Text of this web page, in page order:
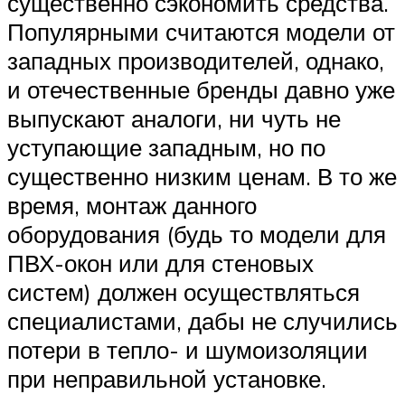
Популярными считаются модели от
западных производителей, однако,
и отечественные бренды давно уже
выпускают аналоги, ни чуть не
уступающие западным, но по
существенно низким ценам. В то же
время, монтаж данного
оборудования (будь то модели для
ПВХ-окон или для стеновых
систем) должен осуществляться
специалистами, дабы не случились
потери в тепло- и шумоизоляции
при неправильной установке.